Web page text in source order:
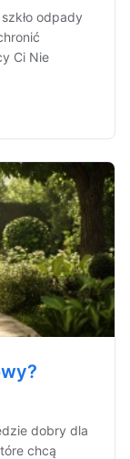
odpady
Ci Nie
dobry dla
chcą